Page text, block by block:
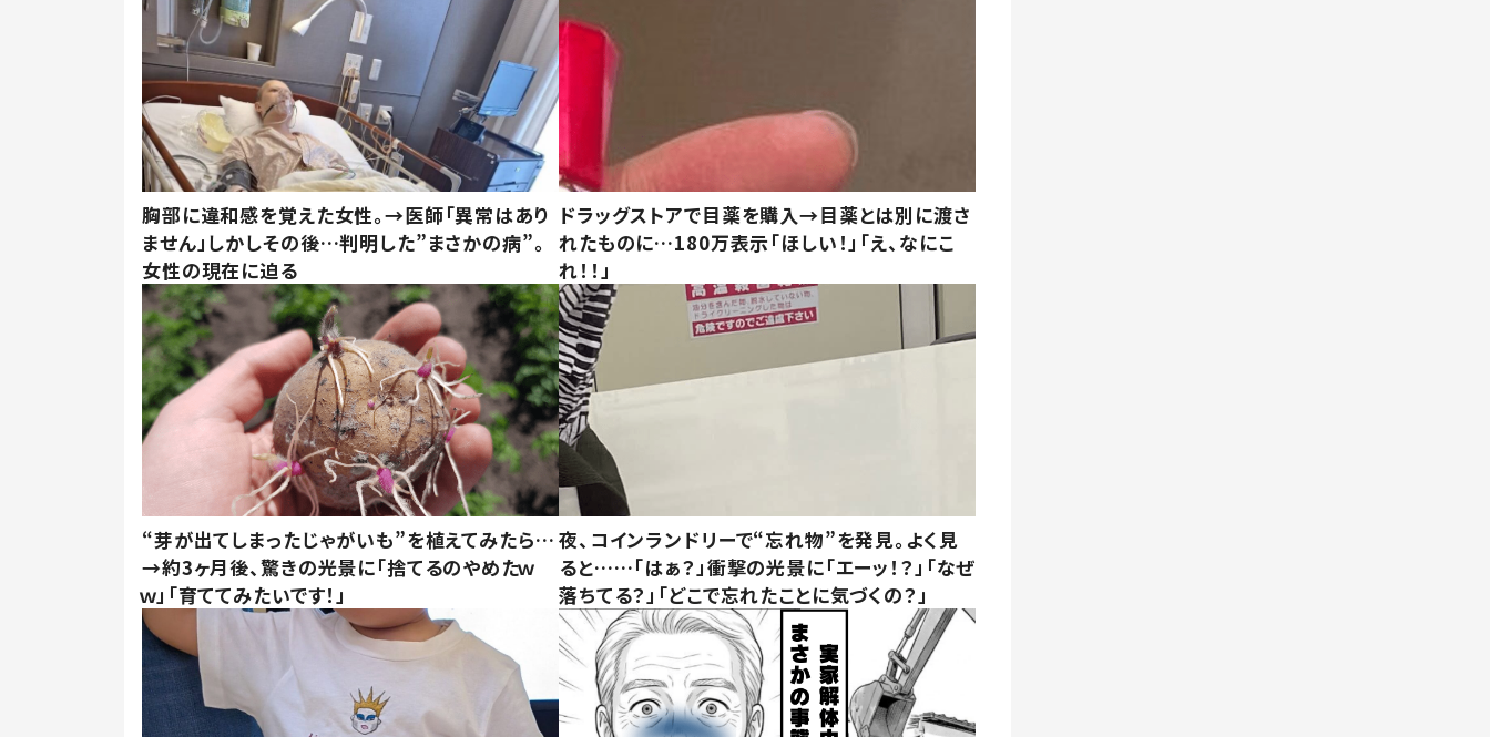
胸部に違和感を覚えた女性。→医師「異常はあり
ません」しかしその後…判明した”まさかの病”。
女性の現在に迫る
ドラッグストアで目薬を購入→目薬とは別に渡さ
れたものに…180万表示「ほしい！」「え、なにこ
れ！！」
“芽が出てしまったじゃがいも”を植えてみたら…
→約3ヶ月後、驚きの光景に「捨てるのやめたｗ
ｗ」「育ててみたいです！」
夜、コインランドリーで“忘れ物”を発見。よく見
ると……「はぁ？」衝撃の光景に「エーッ！？」「なぜ
落ちてる？」「どこで忘れたことに気づくの？」